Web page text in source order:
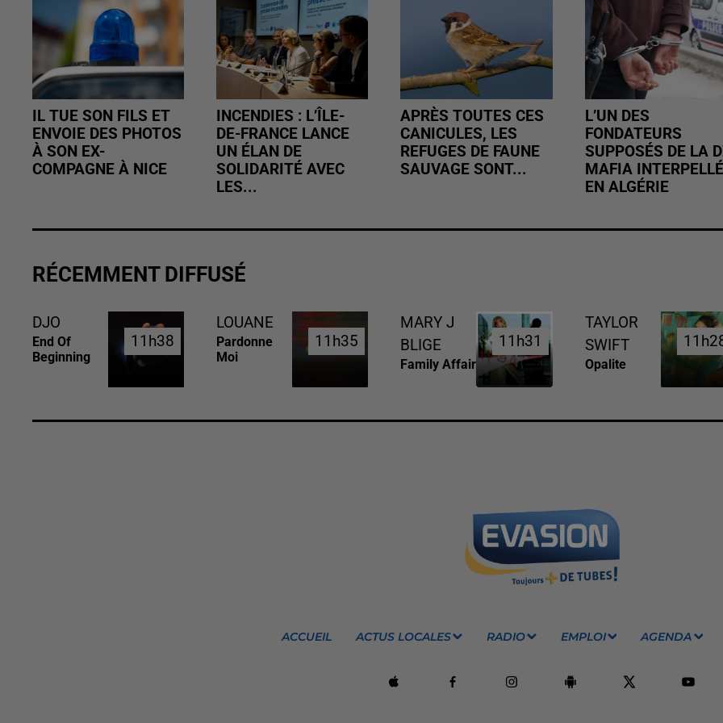
IL TUE SON FILS ET
ENVOIE DES PHOTOS
À SON EX-
COMPAGNE À NICE
INCENDIES : L’ÎLE-
DE-FRANCE LANCE
UN ÉLAN DE
SOLIDARITÉ AVEC
LES...
APRÈS TOUTES CES
CANICULES, LES
REFUGES DE FAUNE
SAUVAGE SONT...
L’UN DES
FONDATEURS
SUPPOSÉS DE LA
MAFIA INTERPELLÉ
EN ALGÉRIE
RÉCEMMENT DIFFUSÉ
DJO
End Of
Beginning
11h38
11h38
LOUANE
Pardonne
Moi
11h35
11h35
MARY J
BLIGE
Family Affair
11h31
11h31
TAYLOR
SWIFT
Opalite
ACCUEIL ACTUS LOCALES RADIO EMPLOI AGENDA